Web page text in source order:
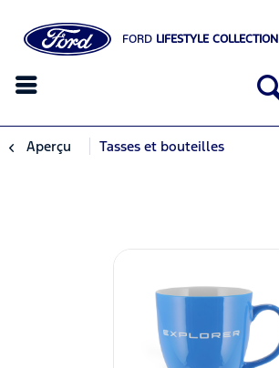
FORD LIFESTYLE COLLECTION
Aperçu Tasses et bouteilles